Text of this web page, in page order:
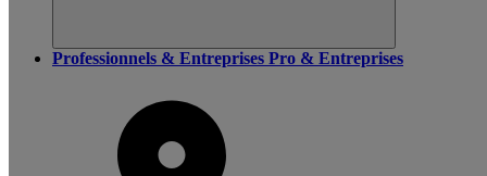
Professionnels & Entreprises Pro & Entreprises